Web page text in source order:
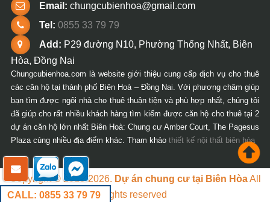
Email: chungcubienhoa@gmail.com
Tel: 0855 33 79 79
Add: P29 đường N10, Phường Thống Nhất, Biên
Hòa, Đồng Nai
Chungcubienhoa.com là website giới thiệu cung cấp dịch vụ cho thuê
các căn hộ tại thành phố Biên Hoà – Đồng Nai. Với phương châm giúp
bạn tìm được ngôi nhà cho thuê thuận tiện và phù hợp nhất, chúng tôi
đã giúp cho rất nhiều khách hàng tìm kiếm được căn hộ cho thuê tại 2
dự án căn hộ lớn nhất Biên Hoà: Chung cư Amber Court, The Pagesus
Plaza cùng nhiều địa điểm khác. Tham khảo thiết kế nội thất biên hòa
CALL: 0855 33 79 79
Copyright © 2018-2026. Dự án chung cư tại Biên HòaAll
rights reserved